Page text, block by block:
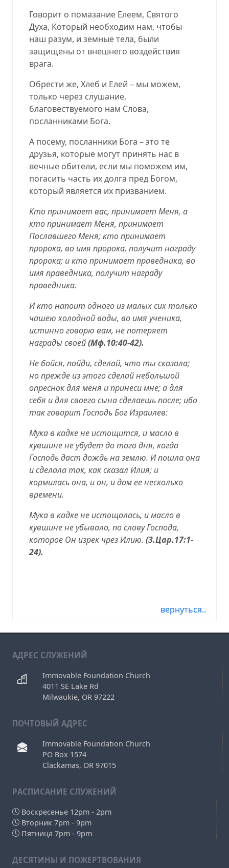
Говорит о помазание Елеем, Святого
Духа, Который необходим нам, чтобы
наш разум, и земные тела, были
защищены от внешнего воздействия
врага.
Обрести же, Хлеб и Елей – мы можем,
только через слушание,
благовествуемого нам Слова,
посланниками Бога.
А посему, посланники Бога – это те
друзья, которые могут принять нас в
вечные обители, если мы поможем им,
погасить часть их долга пред Богом,
который является их призванием.
Кто принимает вас, принимает Меня, а
кто принимает Меня, принимает
Пославшего Меня; кто принимает
пророка, во имя пророка, получит награду
пророка; и кто принимает праведника, во
имя праведника, получит награду
праведника.
И кто напоит одного из малых сих только
чашею холодной воды, во имя ученика,
истинно говорю вам, не потеряет
награды своей(Мф.10:40-42).
Не бойся, пойди, сделай, что ты сказала;
но прежде из этого сделай небольшой
опреснок для меня и принеси мне; а для
себя и для своего сына сделаешь после; ибо
так говорит Господь Бог Израилев:
Мука в кадке не истощится, и масло в
кувшине не убудет до того дня, когда
Господь даст дождь на землю. И пошла она
и сделала так, как сказал Илия; и
кормилась она, и он, и дом ее несколько
времени.
Мука в кадке не истощалась, и масло в
кувшине не убывало, по слову Господа,
которое Он изрек чрез Илию. (3.Цар.17:1-
24).
вернуться..
АДРЕС СЛУЖЕНИЙ
Immovable Foundation Church
4011 SE Lake Rd
Milwaukie, OR 97222
ПОЧТОВЫЙ АДРЕС
Immovable Foundation Church
PO Box 1574
Clackamas, OR 97015
РAСПИСАНИЕ СЛУЖЕНИЙ
Воскресенье 12pm - 2pm
Вторник 7pm - 9pm
Пятница 7pm - 9pm
ДЕСЯТИНЫ И ПОЖЕРТВОВАНИЯ